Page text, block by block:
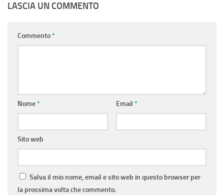
LASCIA UN COMMENTO
Commento*
Nome* Email *
Sito web
Salva il mio nome, email e sito web in questo browser per
la prossima volta che commento.